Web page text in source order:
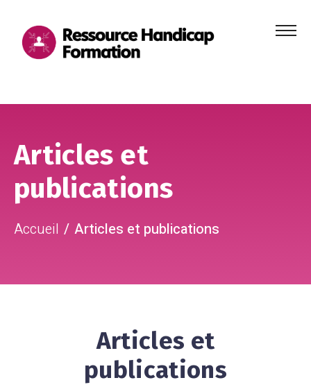
Menu
Articles et
publications
Accueil Articles et publications
Articles et
publications